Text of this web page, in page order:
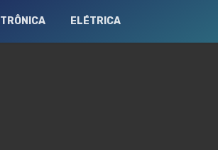
ELÉTRICA